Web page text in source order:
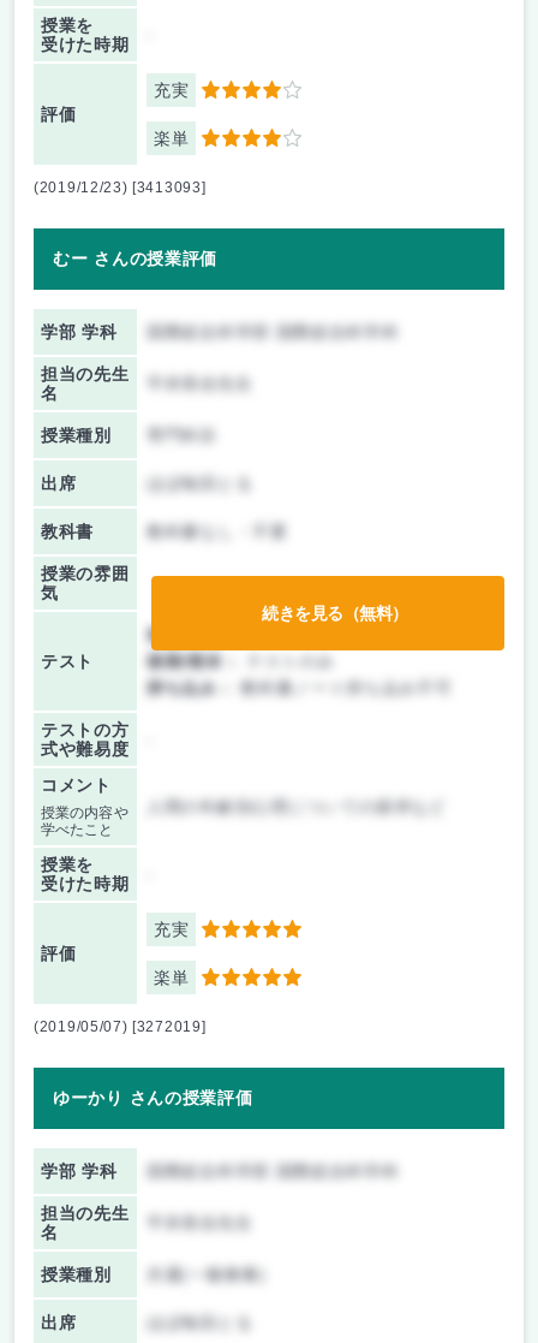
授業を
受けた時期
評価
充実 4
楽単 4
(2019/12/23) [3413093]
むー さんの授業評価
学部 学科 国際総合科学部 国際総合科学科
担当の先生
名
授業種別
出席 ほぼ毎回とる
教科書 教科書なし・不要
授業の雰囲
気
テスト
前期/中間：
後期/期末：
持ち込み：
教科書ノート持ち込み不可
テストの方
式や難易度
コメント
授業の内容や
学べたこと
人間の年齢別心理についての探求など
授業を
受けた時期
評価
充実 5
楽単 5
続きを見る（無料）
(2019/05/07) [3272019]
ゆーかり さんの授業評価
学部 学科 国際総合科学部 国際総合科学科
担当の先生
名
授業種別 共通(一般教養)
出席 ほぼ毎回とる